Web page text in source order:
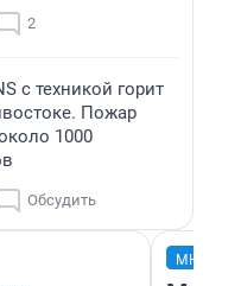
2
с техникой горит
Пожар
1000
Обсудить